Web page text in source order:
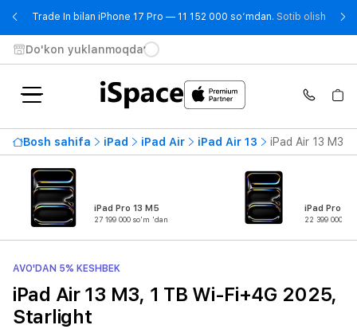
Trade In bilan iPhone 17 Pro — 11 152 000 so‘mdan. Sotib olish-
Do'kon yuklanmoqda
Bosh sahifa iPad iPad Air iPad Air 13 iPad Air 13 M3,
iPad Pro 13 M5
27 199 000 so'm 'dan
iPad Pro 11
22 399 000
AVO'DAN 5% KESHBEK
iPad Air 13 M3, 1 TB Wi-Fi+4G 2025,
Starlight